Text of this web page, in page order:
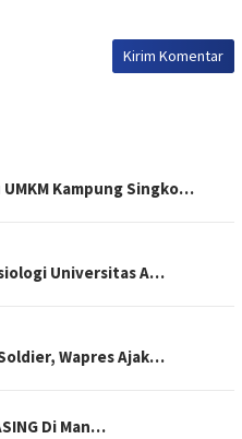
Kampung Singko…
Universitas A…
Wapres Ajak…
Di Man…